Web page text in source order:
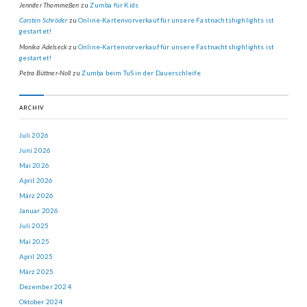
Jennifer Thommeßen zuZumba für Kids
Carsten SchröderzuOnline-Kartenvorverkauf für unsere Fastnachtshighlights ist
gestartet!
Monika Adelseckzu Online-Kartenvorverkauf für unsere Fastnachtshighlights ist
gestartet!
Petra Büttner-Noll zuZumba beim TuS in der Dauerschleife
ARCHIV
Juli 2026
Juni 2026
Mai 2026
April 2026
März 2026
Januar 2026
Juli 2025
Mai 2025
April 2025
März 2025
Dezember 2024
Oktober 2024